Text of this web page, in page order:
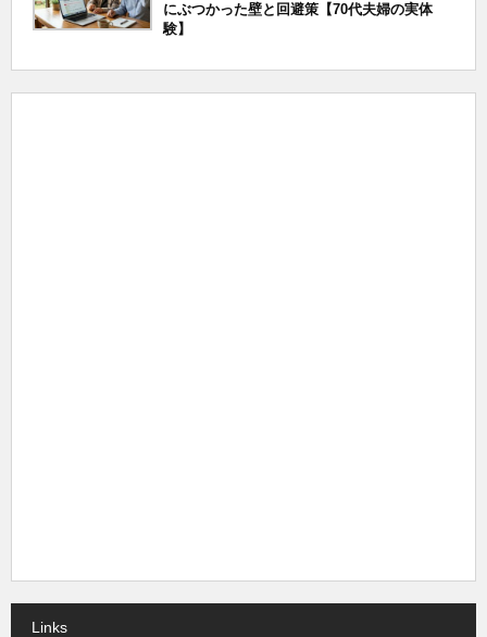
にぶつかった壁と回避策【70代夫婦の実体
験】
Links